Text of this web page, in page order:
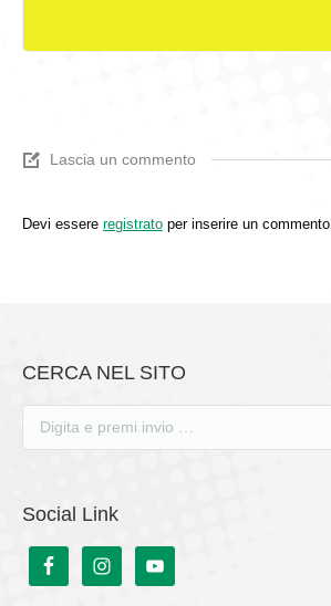
Lascia un commento
Devi essere registrato per inserire un commento.
CERCA NEL SITO
Social Link